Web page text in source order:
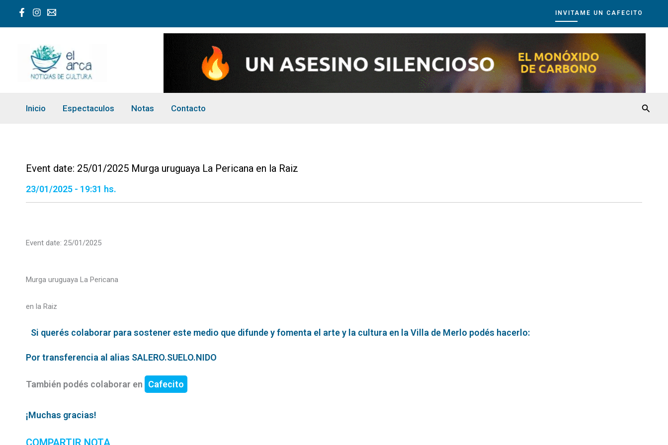
INVITAME UN CAFECITO
Inicio Espectaculos Notas Contacto
Event date: 25/01/2025 Murga uruguaya La Pericana en la Raiz
23/01/2025 - 19:31 hs.
Event date: 25/01/2025
Murga uruguaya La Pericana
en la Raiz
Si querés colaborar para sostener este medio que difunde y fomenta el arte y la cultura en la Villa de Merlo podés hacerlo:
Por transferencia al alias SALERO.SUELO.NIDO
También podés colaborar en Cafecito
¡Muchas gracias!
COMPARTIR NOTA